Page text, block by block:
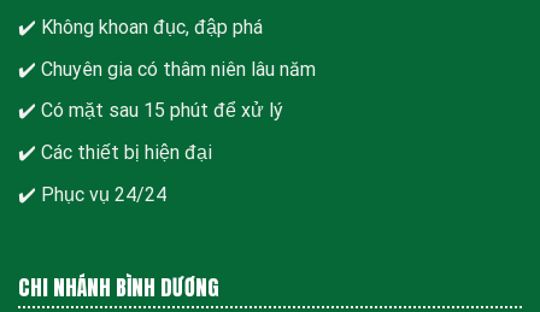
✔️ Không khoan đục, đập phá
✔️ Chuyên gia có thâm niên lâu năm
✔️ Có mặt sau 15 phút để xử lý
✔️ Các thiết bị hiện đại
✔️ Phục vụ 24/24
CHI NHÁNH BÌNH DƯƠNG